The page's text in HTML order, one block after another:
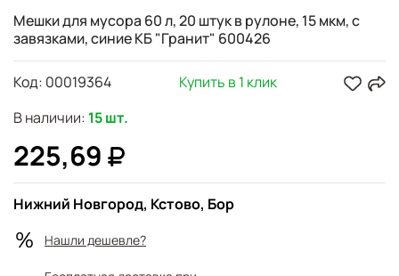
Мешки для мусора 60 л, 20 штук в рулоне, 15 мкм, с
завязками, синие КБ "Гранит" 600426
В наличии: 15 шт.
225,69
Код: 00019364 Купить в 1 клик
Нижний Новгород, Кстово, Бор
Нашли дешевле?